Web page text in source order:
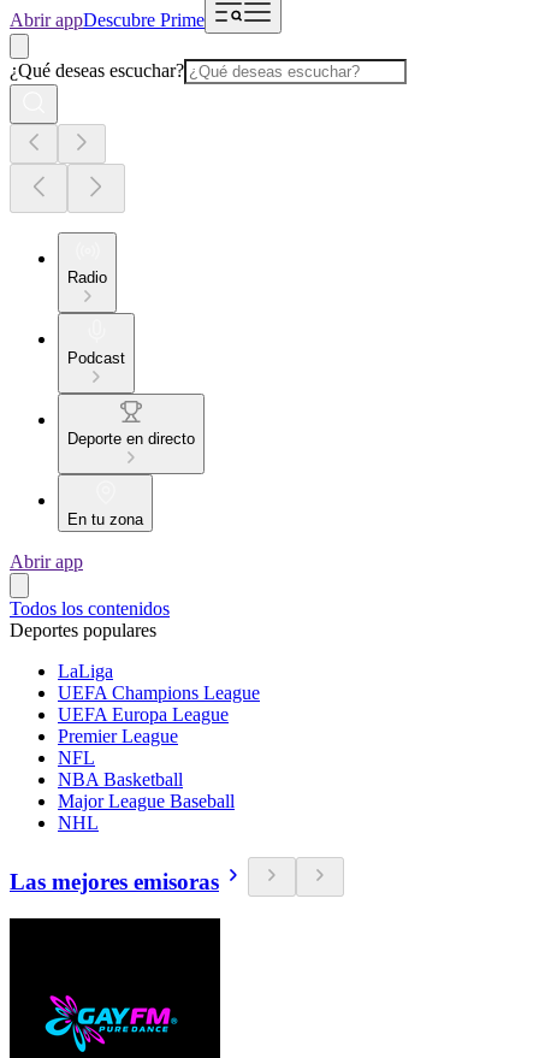
Abrir appDescubre Prime
¿Qué deseas escuchar?
Radio
Podcast
Deporte en directo
En tu zona
Abrir app
Todos los contenidos
Deportes populares
LaLiga
UEFA Champions League
UEFA Europa League
Premier League
NFL
NBA Basketball
Major League Baseball
NHL
Las mejores emisoras